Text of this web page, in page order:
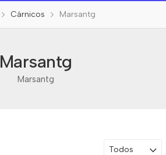
Cárnicos Marsantg
Marsantg
Marsantg
Todos